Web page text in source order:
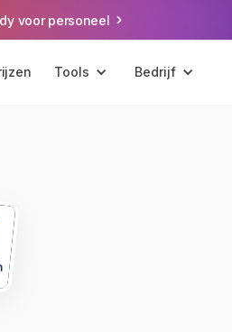
voor personeel
Tools Bedrijf